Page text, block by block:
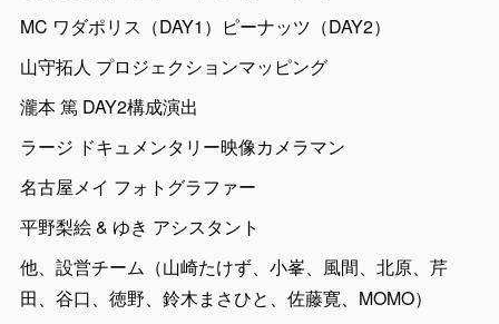
MC ワダポリス（DAY1）ピーナッツ（DAY2）
山守拓人 プロジェクションマッピング
瀧本 篤 DAY2構成演出
ラージ ドキュメンタリー映像カメラマン
名古屋メイ フォトグラファー
平野梨絵 & ゆき アシスタント
他、設営チーム（山崎たけず、小峯、風間、北原、芹
田、谷口、徳野、鈴木まさひと、佐藤寛、MOMO）